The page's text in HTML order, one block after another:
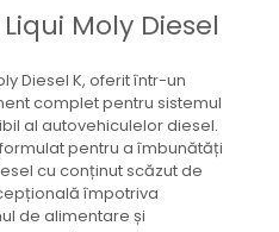
Moly Diesel
Diesel K, oferit într-un
complet pentru sistemul
al autovehiculelor diesel.
pentru a îmbunătăți
cu conținut scăzut de
împotriva
de alimentare și